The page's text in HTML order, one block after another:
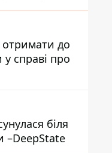
до
справі про
біля
–DeepState